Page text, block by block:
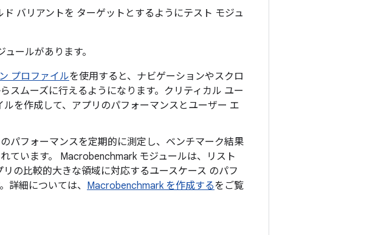
バリアントを ターゲットとするようにテスト モジュ
ールがあります。
プロファイルを使用すると、ナビゲーションやスクロ
スムーズに行えるようになります。クリティカル ユー
を作成して、アプリのパフォーマンスとユーザー エ
パフォーマンスを定期的に測定し、ベンチマーク結果
ています。 Macrobenchmark モジュールは、リスト
の比較的大きな領域に対応するユースケース のパフ
詳細については、 Macrobenchmark を作成するをご覧